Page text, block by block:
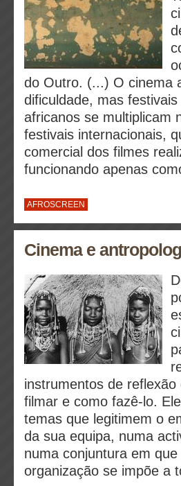
do Outro. (...) O cinema
dificuldade, mas
africanos se multiplicam
festivais internacionais,
comercial dos filmes
funcionando apenas
AFROSCREEN
Cinema e
instrumentos de
filmar e como fazê-lo.
temas que legitimem o
da sua equipa, numa
numa conjuntura em
organização se impõe a